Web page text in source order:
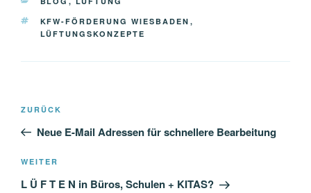
SCHLAGWÖRTER
KFW-FÖRDERUNG WIESBADEN ,
LÜFTUNGSKONZEPTE
Beitragsnavigation
Vorheriger
Beitrag
ZURÜCK
Neue E-Mail Adressen für schnellere Bearbeitung
Nächster
Beitrag
WEITER
L Ü F T E N in Büros, Schulen + KITAS?